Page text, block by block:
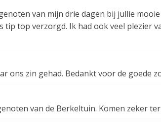
van mijn drie dagen bij jullie
tip top verzorgd. Ik had ook veel plezier
ons zin gehad. Bedankt voor de goede
van de Berkeltuin. Komen zeker